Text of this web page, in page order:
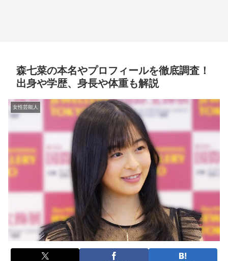
森七菜の本名やプロフィールを徹底調査！
出身や学歴、身長や体重も解説
女性芸能人